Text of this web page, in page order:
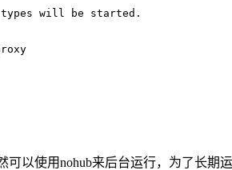
will be started.
以使用nohub来后台运行，为了长期